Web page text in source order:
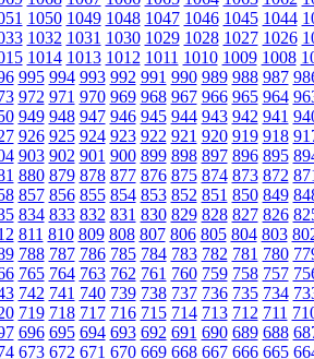
1050 1049 1048 1047 1046 1045 1044
1032 1031 1030 1029 1028 1027 1026
1014 1013 1012 1011 1010 1009 1008
995 994 993 992 991 990 989 988 987
972 971 970 969 968 967 966 965 964
949 948 947 946 945 944 943 942 941
926 925 924 923 922 921 920 919 918
903 902 901 900 899 898 897 896 895
880 879 878 877 876 875 874 873 872
857 856 855 854 853 852 851 850 849
834 833 832 831 830 829 828 827 826
811 810 809 808 807 806 805 804 803
788 787 786 785 784 783 782 781 780
765 764 763 762 761 760 759 758 757
742 741 740 739 738 737 736 735 734
719 718 717 716 715 714 713 712 711
696 695 694 693 692 691 690 689 688
673 672 671 670 669 668 667 666 665